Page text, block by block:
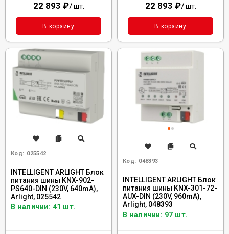
22 893 ₽/шт.
В корзину
22 893 ₽/шт.
В корзину
Код: 025542
INTELLIGENT ARLIGHT Блок
питания шины KNX-902-
PS640-DIN (230V, 640mA),
Arlight, 025542
В наличии: 41 шт.
Код: 048393
INTELLIGENT ARLIGHT Блок
питания шины KNX-301-72-
AUX-DIN (230V, 960mA),
Arlight, 048393
В наличии: 97 шт.